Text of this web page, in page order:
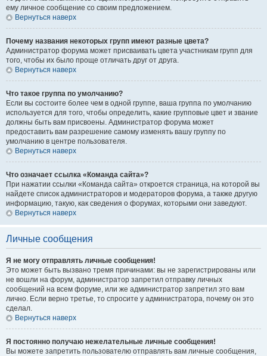
ему личное сообщение со своим предложением.
Вернуться наверх
Почему названия некоторых групп имеют разные цвета?
Администратор форума может присваивать цвета участникам групп для
того, чтобы их было проще отличать друг от друга.
Вернуться наверх
Что такое группа по умолчанию?
Если вы состоите более чем в одной группе, ваша группа по умолчанию
используется для того, чтобы определить, какие групповые цвет и звание
должны быть вам присвоены. Администратор форума может
предоставить вам разрешение самому изменять вашу группу по
умолчанию в центре пользователя.
Вернуться наверх
Что означает ссылка «Команда сайта»?
При нажатии ссылки «Команда сайта» откроется страница, на которой вы
найдете список администраторов и модераторов форума, а также другую
информацию, такую, как сведения о форумах, которыми они заведуют.
Вернуться наверх
Личные сообщения
Я не могу отправлять личные сообщения!
Это может быть вызвано тремя причинами: вы не зарегистрированы или
не вошли на форум, администратор запретил отправку личных
сообщений на всем форуме, или же администратор запретил это вам
лично. Если верно третье, то спросите у администратора, почему он это
сделал.
Вернуться наверх
Я постоянно получаю нежелательные личные сообщения!
Вы можете запретить пользователю отправлять вам личные сообщения,